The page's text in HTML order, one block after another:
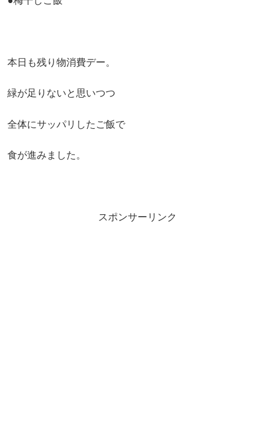
本日も残り物消費デー。
緑が足りないと思いつつ
全体にサッパリしたご飯で
食が進みました。
スポンサーリンク